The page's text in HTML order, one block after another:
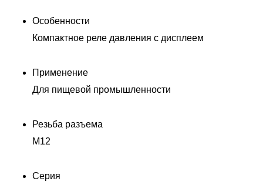
Особенности
Компактное реле давления с дисплеем
Применение
Для пищевой промышленности
Резьба разъема
M12
Серия